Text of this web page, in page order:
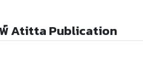
Atitta Publication